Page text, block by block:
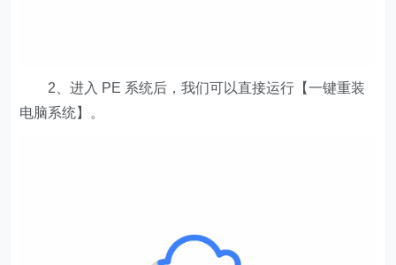
2、进入 PE 系统后，我们可以直接运行【一键重装
电脑系统】。